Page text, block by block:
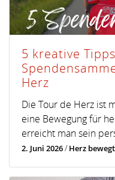
5 kreative
Herz
Die Tour de Herz ist
eine Bewegung für
erreicht man sein
2. Juni 2026/Herz bewegt